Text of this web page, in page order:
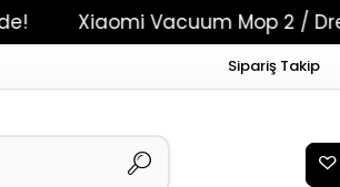
Xiaomi Vacuum Mop 2 /
Sipariş Takip